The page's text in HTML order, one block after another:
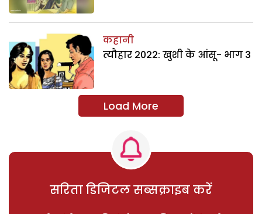
कहानी
त्यौहार 2022: खुशी के आंसू- भाग 3
Load More
सरिता डिजिटल सब्सक्राइब करें